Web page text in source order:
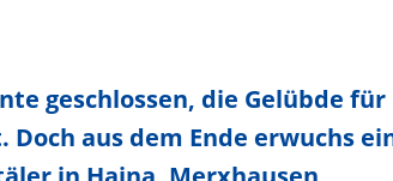
geschlossen, die Gelübde für
aus dem Ende erwuchs